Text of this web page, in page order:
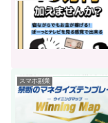
スマホ副業